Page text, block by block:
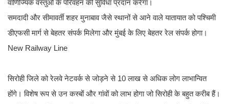
वाणिज्यिक वस्तुओं के परिवहन की सुविधा प्रदान करेगा।
समदादी और सीमावर्ती शहर मुनाबाव जैसे स्थानों से आने वाले यातायात को पश्चिमी
डीएफसी मार्ग से बेहतर संपर्क मिलेगा और मुंबई के लिए बेहतर रेल संपर्क होगा।
New Railway Line
सिरोही जिले को रेलवे नेटवर्क से जोड़ने से 10 लाख से अधिक लोग लाभान्वित
होंगे। विशेष रूप से उन कस्बों और गांवों को लाभ होगा जो सिरोही के बहुत करीब हैं।